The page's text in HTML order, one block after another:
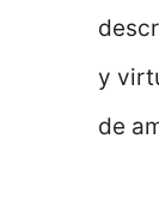
y
de